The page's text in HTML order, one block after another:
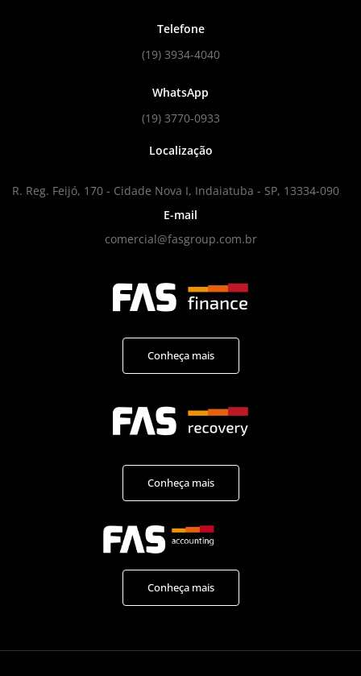
Telefone
(19) 3934-4040
WhatsApp
(19) 3770-0933
Localização
R. Reg. Feijó, 170 - Cidade Nova I, Indaiatuba - SP, 13334-090
E-mail
comercial@fasgroup.com.br
Conheça mais
Conheça mais
Conheça mais